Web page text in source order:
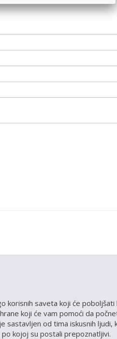
korisnih saveta koji će
koji će vam pomoći da
sastavljen od tima iskusnih ljudi,
kojoj su postali prepoznatljivi.